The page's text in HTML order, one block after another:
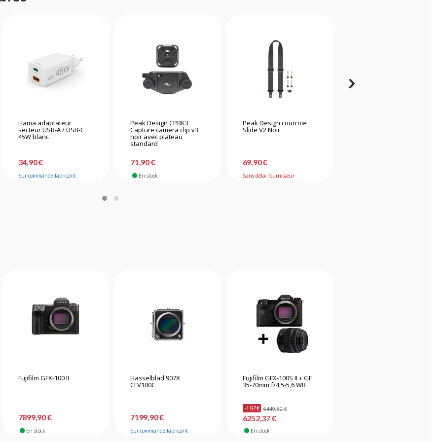
Hama adaptateur
secteur USB-A / USB-C
45W blanc
34,90 €
Sur commande fabricant
Peak Design CPBK3
Capture camera clip v3
noir avec plateau
standard
71,90 €
En stock
Peak Design courroie
Slide V2 Noir
69,90 €
Sans délai fournisseur
Fujifilm GFX-100 II
7899,90 €
En stock
Hasselblad 907X
CFV100C
7199,90 €
Sur commande fabricant
Fujifilm GFX-100S II + GF
35-70mm f/4,5-5,6 WR
-197€ 6449,80 €
6252,37 €
En stock